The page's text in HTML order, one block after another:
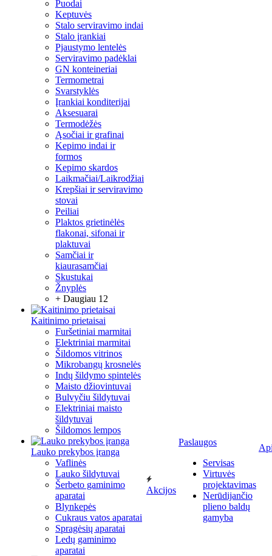
Puodai
Keptuvės
Stalo serviravimo indai
Stalo įrankiai
Pjaustymo lentelės
Serviravimo padėklai
GN konteineriai
Termometrai
Svarstyklės
Įrankiai konditerijai
Aksesuarai
Termodėžės
Ąsočiai ir grafinai
Kepimo indai ir
formos
Kepimo skardos
Laikmačiai/Laikrodžiai
Krepšiai ir serviravimo
stovai
Peiliai
Plaktos grietinėlės
flakonai, sifonai ir
plaktuvai
Samčiai ir
kiaurasamčiai
Skustukai
Žnyplės
+ Daugiau 12
Kaitinimo prietaisai
Furšetiniai marmitai
Elektriniai marmitai
Šildomos vitrinos
Mikrobangų krosnelės
Indų šildymo spintelės
Maisto džiovintuvai
Bulvyčiu šildytuvai
Elektriniai maisto
šildytuvai
Šildomos lempos
Lauko prekybos įranga
Vaflinės
Lauko šildytuvai
Šerbeto gaminimo
aparatai
Blynkepės
Cukraus vatos aparatai
Spragėsių aparatai
Ledų gaminimo
aparatai
Akcijos
Paslaugos
Servisas
Virtuvės
projektavimas
Nerūdijančio
plieno baldų
gamyba